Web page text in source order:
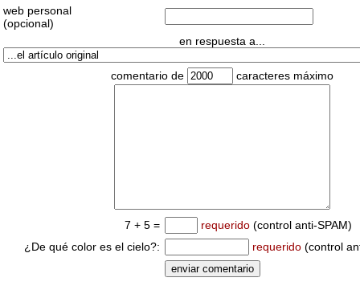
web personal
(opcional)
en respuesta a...
comentario de caracteres máximo
7 + 5 = requerido (control anti-SPAM)
¿De qué color es el cielo?:
requerido (control